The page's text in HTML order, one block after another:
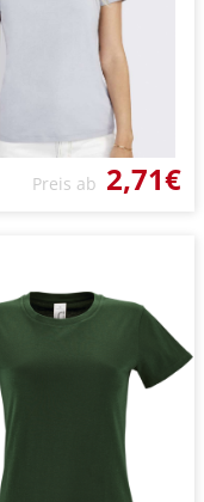
Preis ab 2,71€